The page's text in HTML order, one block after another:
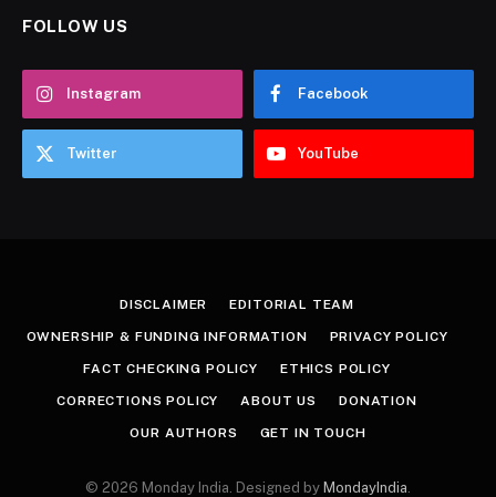
FOLLOW US
Instagram Facebook
Twitter YouTube
DISCLAIMER EDITORIAL TEAM
OWNERSHIP & FUNDING INFORMATION PRIVACY POLICY
FACT CHECKING POLICY ETHICS POLICY
CORRECTIONS POLICY ABOUT US DONATION
OUR AUTHORS GET IN TOUCH
© 2026 Monday India. Designed by MondayIndia.